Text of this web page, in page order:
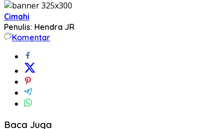
Cimahi
Penulis: Hendra JR
Komentar
Baca Juga